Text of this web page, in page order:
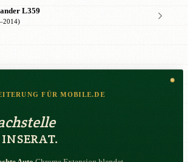
L359
FÜR MOBILE.DE